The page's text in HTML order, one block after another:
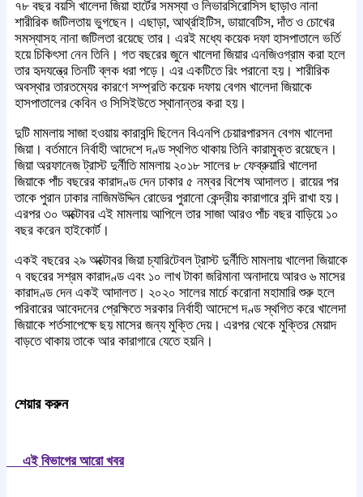
৭৮ বছর বয়সি খালেদা জিয়া হার্টের সমস্যা ও লিভারসিরোসিস ছাড়াও নানা
শারীরিক জটিলতায় ভুগছেন। এছাড়া, আর্থ্রাইটিস, ডায়াবেটিস, দাঁত ও চোখের
সমস্যাসহ নানা জটিলতা রয়েছে তার। এরই মধ্যে কয়েক দফা হাসপাতালে ভর্তি
হয়ে চিকিৎসা নেন তিনি। গত বছরের জুনে খালেদা জিয়ার এনজিওগ্রাম করা হলে
তার হৃদযন্ত্রে তিনটি ব্লক ধরা পড়ে। এর একটিতে রিং পরানো হয়। শারীরিক
অবস্থার তারতম্যের কারণে সম্প্রতি কয়েক দফায় বেগম খালেদা জিয়াকে
হাসপাতালের কেবিন ও সিসিইউতে স্থানান্তর করা হয়।
দুটি মামলায় সাজা হওয়ায় কারাবন্দি ছিলেন বিএনপি চেয়ারপারসন বেগম খালেদা
জিয়া। বর্তমানে নির্বাহী আদেশে দণ্ড স্থগিত থাকায় তিনি কারামুক্ত রয়েছেন।
জিয়া অরফানেজ ট্রাস্ট দুর্নীতি মামলায় ২০১৮ সালের ৮ ফেব্রুয়ারি খালেদা
জিয়াকে পাঁচ বছরের কারাদণ্ড দেন ঢাকার ৫ নম্বর বিশেষ আদালত। রায়ের পর
তাকে পুরান ঢাকার নাজিমউদ্দিন রোডের পুরানো কেন্দ্রীয় কারাগারে বন্দি রাখা হয়।
এরপর ৩০ অক্টোবর এই মামলায় আপিলে তার সাজা আরও পাঁচ বছর বাড়িয়ে ১০
বছর করেন হাইকোর্ট।
একই বছরের ২৯ অক্টোবর জিয়া চ্যারিটেবল ট্রাস্ট দুর্নীতি মামলায় খালেদা জিয়াকে
৭ বছরের সশ্রম কারাদণ্ড এবং ১০ লাখ টাকা জরিমানা অনাদায়ে আরও ৬ মাসের
কারাদণ্ড দেন একই আদালত। ২০২০ সালের মার্চে করোনা মহামারি শুরু হলে
পরিবারের আবেদনের প্রেক্ষিতে সরকার নির্বাহী আদেশে দণ্ড স্থগিত করে খালেদা
জিয়াকে শর্তসাপেক্ষে ছয় মাসের জন্য মুক্তি দেয়। এরপর থেকে মুক্তির মেয়াদ
বাড়তে থাকায় তাকে আর কারাগারে যেতে হয়নি।
শেয়ার করুন
এই বিভাগের আরো খবর